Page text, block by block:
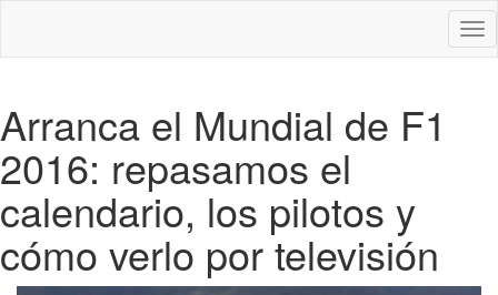
Arranca el Mundial de F1
2016: repasamos el
calendario, los pilotos y
cómo verlo por televisión